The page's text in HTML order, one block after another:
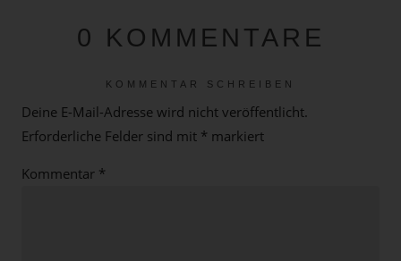
0 KOMMENTARE
KOMMENTAR SCHREIBEN
Deine E-Mail-Adresse wird nicht veröffentlicht.
Erforderliche Felder sind mit * markiert
Kommentar *